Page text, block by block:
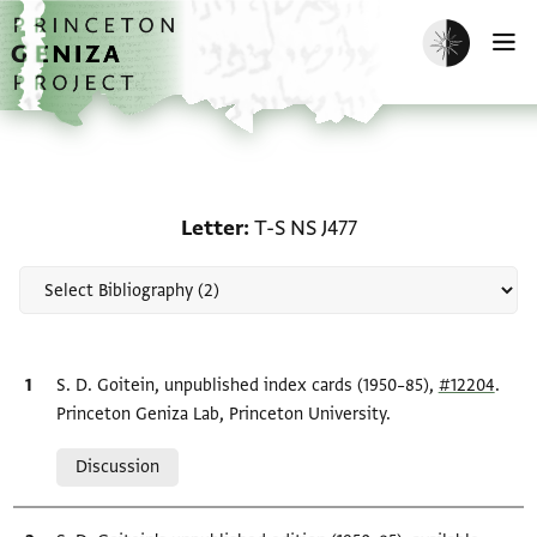
Skip to main content
home
Enable dark
Letter T-S NS J477
Bibliographic citation
S. D. Goitein, unpublished index cards (1950–85), #12204.
Princeton Geniza Lab, Princeton University.
Discussion